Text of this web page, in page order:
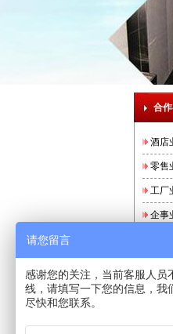
合
酒店
零售
工厂
企事
银
食品
请您留言
感谢您的关注，当前客服人员
线，请填写一下您的信息，我
尽快和您联系。